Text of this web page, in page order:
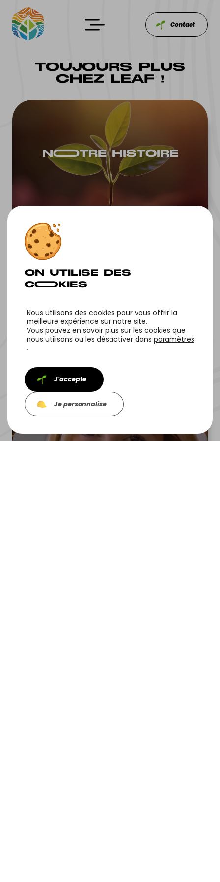
Contact
TOUJOURS PLUS
CHEZ LEAF !
NOOTRE HISTOIRE
NOS PROJETS
Nous utilisons des cookies pour vous offrir la
meilleure expérience sur notre site.
Vous pouvez en savoir plus sur les cookies que
nous utilisons ou les désactiver dans paramètres
.
J'accepte
Je personnalise